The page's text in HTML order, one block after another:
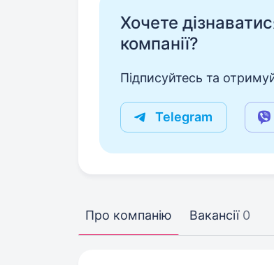
Хочете
компанії?
Підписуйтесь та
Telegram
Про компанію Вакансії 0